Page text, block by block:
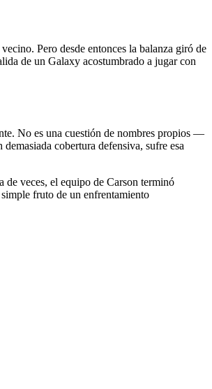
Pero desde entonces la balanza giró de
de un Galaxy acostumbrado a jugar con
No es una cuestión de nombres propios —
cobertura defensiva, sufre esa
veces, el equipo de Carson terminó
fruto de un enfrentamiento